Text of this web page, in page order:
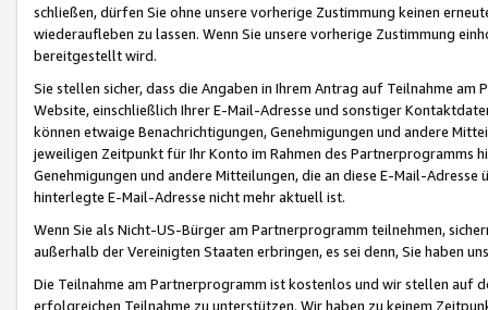
schließen, dürfen Sie ohne unsere vorherige Zustimmung keinen
wiederaufleben zu lassen. Wenn Sie unsere vorherige Zustimmung
bereitgestellt wird.
Sie stellen sicher, dass die Angaben in Ihrem Antrag auf Teilnahme
Website, einschließlich Ihrer E-Mail-Adresse und sonstiger
können etwaige Benachrichtigungen, Genehmigungen und andere
jeweiligen Zeitpunkt für Ihr Konto im Rahmen des Partnerprogramms
Genehmigungen und andere Mitteilungen, die an diese E-Mail-
hinterlegte E-Mail-Adresse nicht mehr aktuell ist.
Wenn Sie als Nicht-US-Bürger am Partnerprogramm teilnehmen,
außerhalb der Vereinigten Staaten erbringen, es sei denn, Sie haben
Die Teilnahme am Partnerprogramm ist kostenlos und wir stellen auf
erfolgreichen Teilnahme zu unterstützen. Wir haben zu keinem